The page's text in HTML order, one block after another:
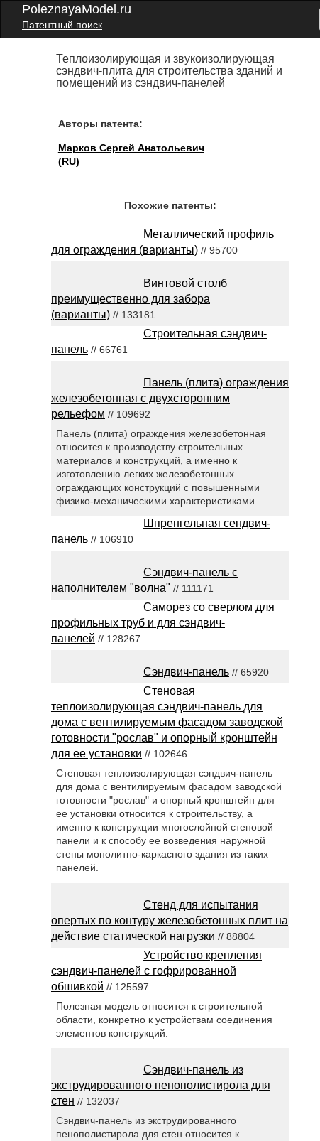
PoleznayaModel.ru
Патентный поиск
Теплоизолирующая и звукоизолирующая
сэндвич-плита для строительства зданий и
помещений из сэндвич-панелей
Авторы патента:
Марков Сергей Анатольевич
(RU)
Похожие патенты:
Металлический профиль
для ограждения (варианты) // 95700
Винтовой столб
преимущественно для забора
(варианты) // 133181
Строительная сэндвич-
панель // 66761
Панель (плита) ограждения
железобетонная с двухсторонним
рельефом // 109692
Панель (плита) ограждения железобетонная
относится к производству строительных
материалов и конструкций, а именно к
изготовлению легких железобетонных
ограждающих конструкций с повышенными
физико-механическими характеристиками.
Шпренгельная сендвич-
панель // 106910
Сэндвич-панель с
наполнителем "волна" // 111171
Саморез со сверлом для
профильных труб и для сэндвич-
панелей // 128267
Сэндвич-панель // 65920
Стеновая
теплоизолирующая сэндвич-панель для
дома с вентилируемым фасадом заводской
готовности "рослав" и опорный кронштейн
для ее установки // 102646
Стеновая теплоизолирующая сэндвич-панель
для дома с вентилируемым фасадом заводской
готовности "рослав" и опорный кронштейн для
ее установки относится к строительству, а
именно к конструкции многослойной стеновой
панели и к способу ее возведения наружной
стены монолитно-каркасного здания из таких
панелей.
Стенд для испытания
опертых по контуру железобетонных плит на
действие статической нагрузки // 88804
Устройство крепления
сэндвич-панелей с гофрированной
обшивкой // 125597
Полезная модель относится к строительной
области, конкретно к устройствам соединения
элементов конструкций.
Сэндвич-панель из
экструдированного пенополистирола для
стен // 132037
Сэндвич-панель из экструдированного
пенополистирола для стен относится к